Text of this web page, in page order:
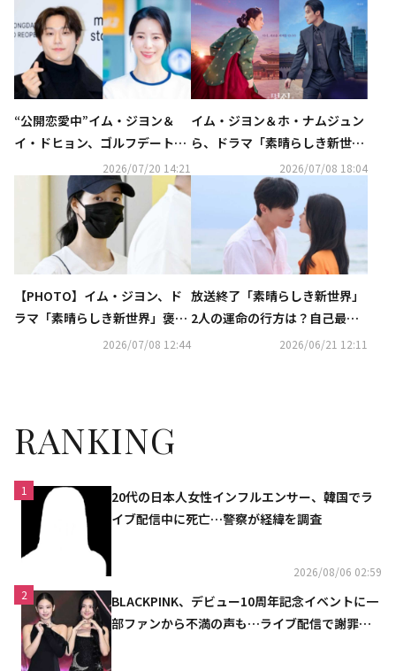
“公開恋愛中”イム・ジヨン＆
イ・ドヒョン、ゴルフデートの
2026/07/20 14:21
イム・ジヨン＆ホ・ナムジュン
ら、ドラマ「素晴らしき新世
界」褒賞休暇のためベトナム
へ！現地ファンも歓迎
2026/07/08 18:04
【PHOTO】イム・ジヨン、ド
ラマ「素晴らしき新世界」褒賞
休暇のためベトナムへ出国
2026/07/08 12:44
放送終了「素晴らしき新世界」
2人の運命の行方は？自己最高
視聴率で有終の美【ネタバレあ
2026/06/21 12:11
RANKING
1
20代の日本人女性インフルエンサー、韓国でラ
イブ配信中に死亡…警察が経緯を調査
2026/08/06 02:59
2
BLACKPINK、デビュー10周年記念イベントに一
部ファンから不満の声も…ライブ配信で謝罪